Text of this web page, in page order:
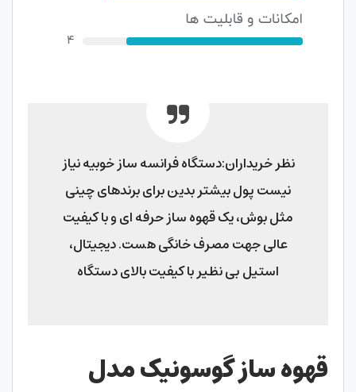
نظر خریداران:دستگاه فرانسه ساز خوبیه نیاز
نیست پول بیشتر بدین برای برندهای چینی
مثل بوش، یک قهوه ساز حرفه ای و با کیفیت
عالی جهت مصرف خانگی هست. دیجیتال،
استیل بی نظیر با کیفیت بالای دستگاه
قهوه ساز گوسونیک مدل